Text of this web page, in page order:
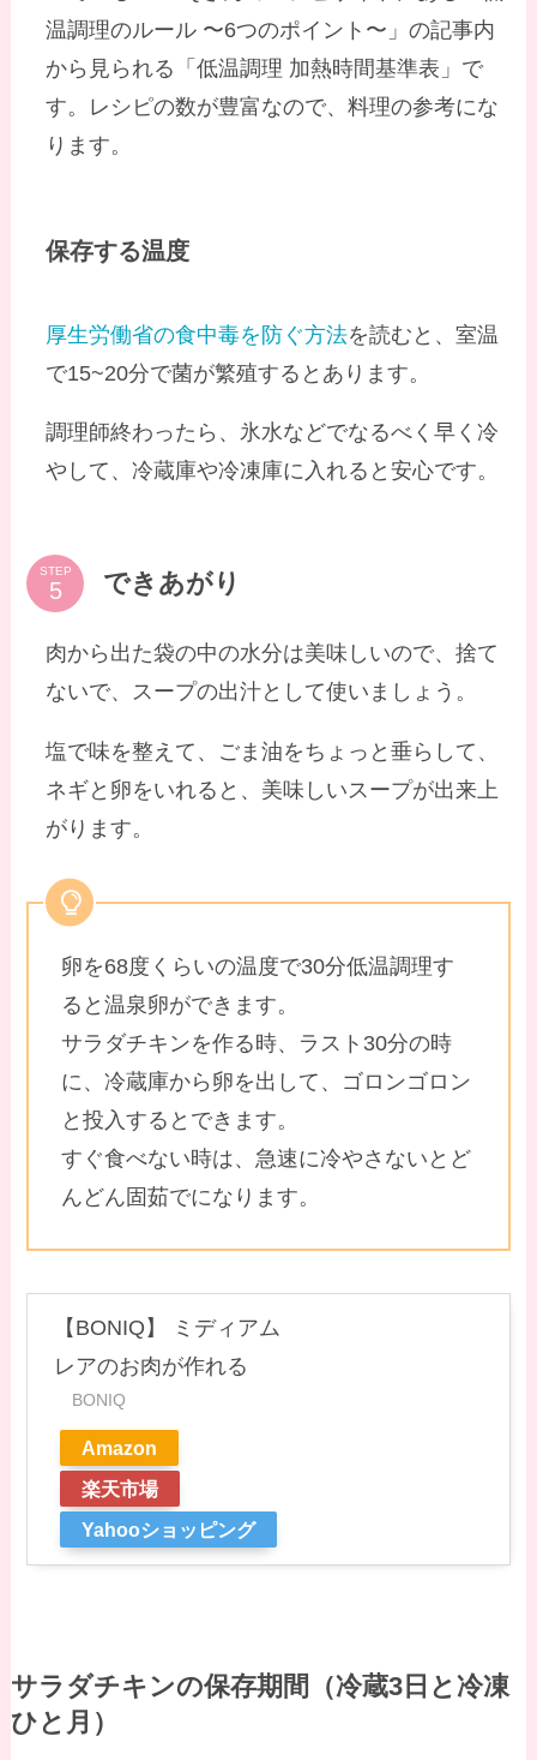
温調理のルール 〜6つのポイント〜」の記事内
から見られる「低温調理 加熱時間基準表」で
す。レシピの数が豊富なので、料理の参考にな
ります。
保存する温度
厚生労働省の食中毒を防ぐ方法を読むと、室温
で15~20分で菌が繁殖するとあります。
調理師終わったら、氷水などでなるべく早く冷
やして、冷蔵庫や冷凍庫に入れると安心です。
STEP できあがり
肉から出た袋の中の水分は美味しいので、捨て
ないで、スープの出汁として使いましょう。
塩で味を整えて、ごま油をちょっと垂らして、
ネギと卵をいれると、美味しいスープが出来上
がります。
卵を68度くらいの温度で30分低温調理す
ると温泉卵ができます。
サラダチキンを作る時、ラスト30分の時
に、冷蔵庫から卵を出して、ゴロンゴロン
と投入するとできます。
すぐ食べない時は、急速に冷やさないとど
んどん固茹でになります。
【BONIQ】 ミディアム
レアのお肉が作れる
BONIQ
Amazon
楽天市場
Yahooショッピング
サラダチキンの保存期間（冷蔵3日と冷凍
ひと月）